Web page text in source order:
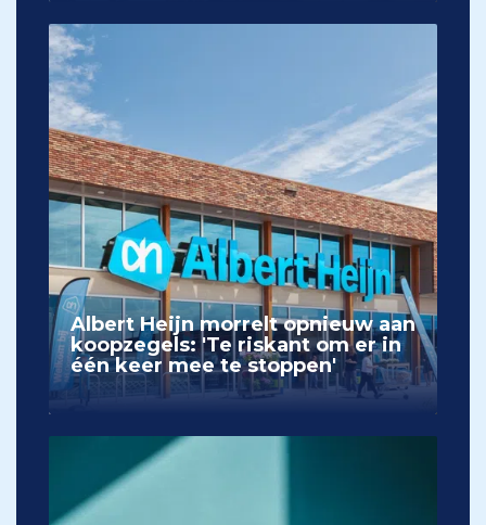
Albert Heijn morrelt opnieuw aan
koopzegels: 'Te riskant om er in
één keer mee te stoppen'